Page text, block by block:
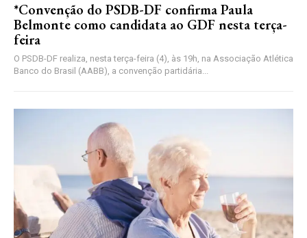
*Convenção do PSDB-DF confirma Paula
Belmonte como candidata ao GDF nesta terça-
feira
O PSDB-DF realiza, nesta terça-feira (4), às 19h, na Associação Atlética
Banco do Brasil (AABB), a convenção partidária...